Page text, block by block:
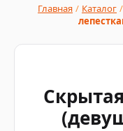
Главная / Каталог /